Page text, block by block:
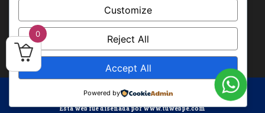
Todos los derechos reservados IMB
Esta web fue diseñada por www.tuwebpe.com
Customize
Reject All
Accept All
Powered by
0